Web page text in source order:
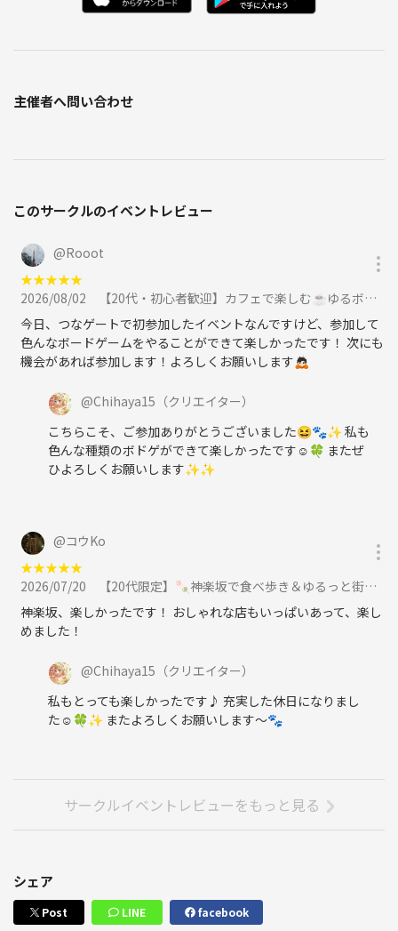
主催者へ問い合わせ
このサークルのイベントレビュー
@Rooot
★★★★★
2026/08/02
【20代・初心者歓迎】カフェで楽しむ☕️ゆるボードゲームナイト🎲✨に参加
今日、つなゲートで初参加したイベントなんですけど、参加して
色んなボードゲームをやることができて楽しかったです！ 次にも
機会があれば参加します！よろしくお願いします🙇🏻
@Chihaya15 （クリエイター）
こちらこそ、ご参加ありがとうございました😆🐾✨ 私も
色んな種類のボドゲができて楽しかったです☺️🍀 またぜ
ひよろしくお願いします✨✨
@コウKo
★★★★★
2026/07/20
【20代限定】🍡神楽坂で食べ歩き＆ゆるっと街さんぽ📸✨に参加
神楽坂、楽しかったです！ おしゃれな店もいっぱいあって、楽し
めました！
@Chihaya15 （クリエイター）
私もとっても楽しかったです♪ 充実した休日になりまし
た☺️🍀✨ またよろしくお願いします〜🐾
サークルイベントレビューをもっと見る
シェア
Post LINE facebook